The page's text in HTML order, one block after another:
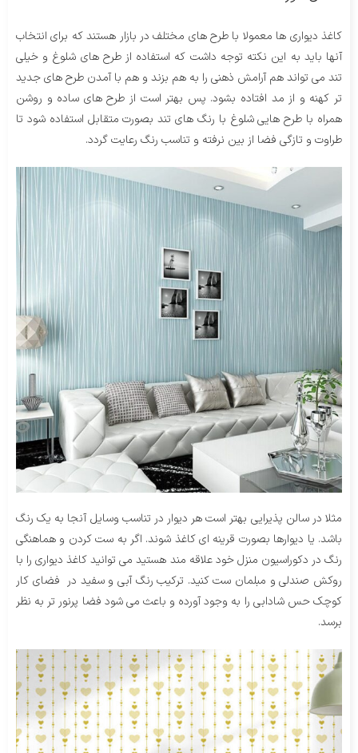
کاغذ دیواری ها معمولا با طرح های مختلف در بازار هستند که برای انتخاب
آنها باید به این نکته توجه داشت که استفاده از طرح های شلوغ و خیلی
تند می تواند هم آرامش ذهنی را به هم بزند و هم با آمدن طرح های جدید
تر کهنه و از مد افتاده بشود. پس بهتر است از طرح های ساده و روشن
همراه با طرح هایی شلوغ با رنگ های تند بصورت متقابل استفاده شود تا
طراوت و تازگی فضا از بین نرفته و تناسب رنگ رعایت گردد.
مثلا در سالن پذیرایی بهتر است هر دیوار در تناسب وسایل آنجا به یک رنگ
باشد. یا دیوارها بصورت قرینه ای کاغذ شوند. اگر به ست کردن و هماهنگی
رنگ در دکوراسیون منزل خود علاقه مند هستید می توانید کاغذ دیواری را با
روکش صندلی و مبلمان ست کنید. ترکیب رنگ آبی و سفید در فضای کار
کوچک حس شادابی را به وجود آورده و باعث می شود فضا پرنور تر به نظر
برسد.